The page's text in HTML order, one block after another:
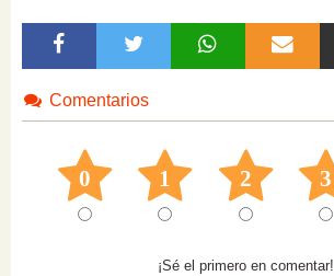
Comentarios
0 1 2 3
¡Sé el primero en comentar!